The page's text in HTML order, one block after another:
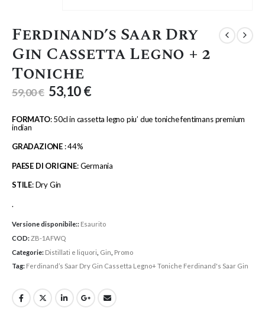
Ferdinand’s Saar Dry
Gin Cassetta Legno + 2
Toniche
59,00€ 53,10€
FORMATO: 50cl in cassetta legno piu’ due toniche fentimans premium
indian
GRADAZIONE : 44%
PAESE DI ORIGINE: Germania
STILE: Dry Gin
.
Versione disponibile:: Esaurito
COD:ZB-1AFWQ
Categorie: Distillati e liquori Gin Promo
Tag: Ferdinand’s Saar Dry Gin Cassetta Legno+ Toniche Ferdinand's Saar Gin